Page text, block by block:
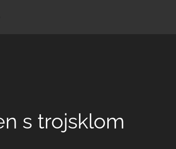
s trojsklom